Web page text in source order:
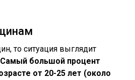
то ситуация выглядит
Самый большой процент
от 20-25 лет (около